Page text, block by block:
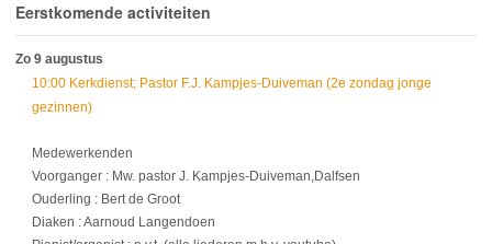
Eerstkomende activiteiten
Zo 9 augustus
10:00 Kerkdienst; Pastor F.J. Kampjes-Duiveman (2e zondag jonge
gezinnen)
Medewerkenden
Voorganger : Mw. pastor J. Kampjes-Duiveman,Dalfsen
Ouderling : Bert de Groot
Diaken : Aarnoud Langendoen